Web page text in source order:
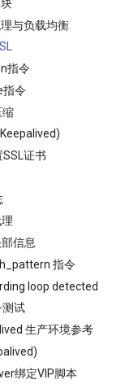
与负载均衡
指令
指令
缩
SSL证书
信息
指令
loop detected
测试
生产环境参考
绑定VIP脚本